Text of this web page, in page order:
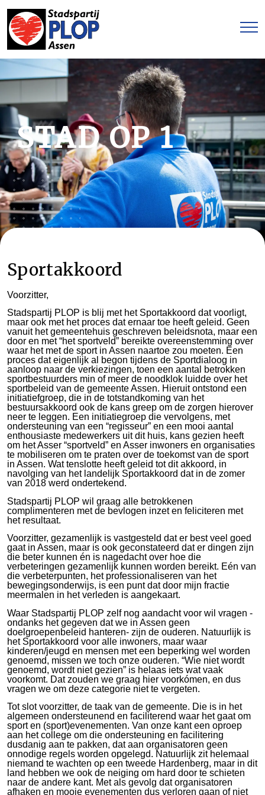
STAD OP 1
Sportakkoord
Voorzitter,
Stadspartij PLOP is blij met het Sportakkoord dat voorligt,
maar ook met het proces dat ernaar toe heeft geleid. Geen
vanuit het gemeentehuis geschreven beleidsnota, maar een
door en met “het sportveld” bereikte overeenstemming over
waar het met de sport in Assen naartoe zou moeten. Een
proces dat eigenlijk al begon tijdens de Sportdialoog in
aanloop naar de verkiezingen, toen een aantal betrokken
sportbestuurders min of meer de noodklok luidde over het
sportbeleid van de gemeente Assen. Hieruit ontstond een
initiatiefgroep, die in de totstandkoming van het
bestuursakkoord ook de kans greep om de zorgen hierover
neer te leggen. Een initiatiegroep die vervolgens, met
ondersteuning van een “regisseur” en een mooi aantal
enthousiaste medewerkers uit dit huis, kans gezien heeft
om het Asser “sportveld” en Asser inwoners en organisaties
te mobiliseren om te praten over de toekomst van de sport
in Assen. Wat tenslotte heeft geleid tot dit akkoord, in
navolging van het landelijk Sportakkoord dat in de zomer
van 2018 werd ondertekend.
Stadspartij PLOP wil graag alle betrokkenen
complimenteren met de bevlogen inzet en feliciteren met
het resultaat.
Voorzitter, gezamenlijk is vastgesteld dat er best veel goed
gaat in Assen, maar is ook geconstateerd dat er dingen zijn
die beter kunnen én is nagedacht over hoe die
verbeteringen gezamenlijk kunnen worden bereikt. Eén van
die verbeterpunten, het professionaliseren van het
bewegingsonderwijs, is een punt dat door mijn fractie
meermalen in het verleden is aangekaart.
Waar Stadspartij PLOP zelf nog aandacht voor wil vragen -
ondanks het gegeven dat we in Assen geen
doelgroepenbeleid hanteren- zijn de ouderen. Natuurlijk is
het Sportakkoord voor alle inwoners, maar waar
kinderen/jeugd en mensen met een beperking wel worden
genoemd, missen we toch onze ouderen. “Wie niet wordt
genoemd, wordt niet gezien” is helaas iets wat vaak
voorkomt. Dat zouden we graag hier voorkómen, en dus
vragen we om deze categorie niet te vergeten.
Tot slot voorzitter, de taak van de gemeente. Die is in het
algemeen ondersteunend en faciliterend waar het gaat om
sport en (sport)evenementen. Van onze kant een oproep
aan het college om die ondersteuning en facilitering
dusdanig aan te pakken, dat aan organisatoren geen
onnodige regels worden opgelegd. Natuurlijk zit helemaal
niemand te wachten op een tweede Hardenberg, maar in dit
land hebben we ook de neiging om hard door te schieten
naar de andere kant. Met als gevolg dat organisatoren
afhaken en mooie evenementen dus verloren gaan of niet